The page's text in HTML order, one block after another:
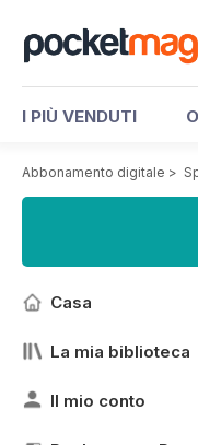
I PIÙ VENDUTI
Abbonamento digitale >
Casa
La mia biblioteca
Il mio conto